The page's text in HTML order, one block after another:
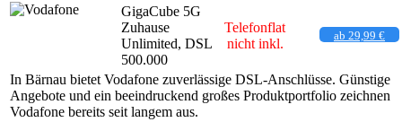
GigaCube 5G
Zuhause
Unlimited, DSL
500.000
Telefonflat
nicht inkl.
ab 29,99 €
In Bärnau bietet Vodafone zuverlässige DSL-Anschlüsse. Günstige
Angebote und ein beeindruckend großes Produktportfolio zeichnen
Vodafone bereits seit langem aus.